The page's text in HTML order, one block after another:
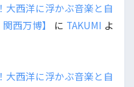
大西洋に浮かぶ音楽と自
西万博】
に TAKUMI よ
大西洋に浮かぶ音楽と自